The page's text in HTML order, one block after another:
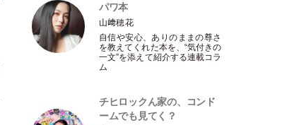
パワ本
山﨑穂花
自信や安心、ありのままの尊さ
を教えてくれた本を、“気付きの
一文”を添えて紹介する連載コラ
ム
チヒロックん家の、コンド
ームでも見てく？